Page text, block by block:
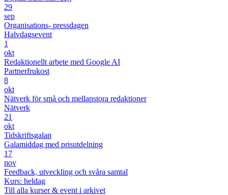
29
sep
Organisations- pressdagen
Halvdagsevent
1
okt
Redaktionellt arbete med Google AI
Partnerfrukost
8
okt
Nätverk för små och mellanstora redaktioner
Nätverk
21
okt
Tidskriftsgalan
Galamiddag med prisutdelning
17
nov
Feedback, utveckling och svåra samtal
Kurs: heldag
Till alla kurser & event i arkivet